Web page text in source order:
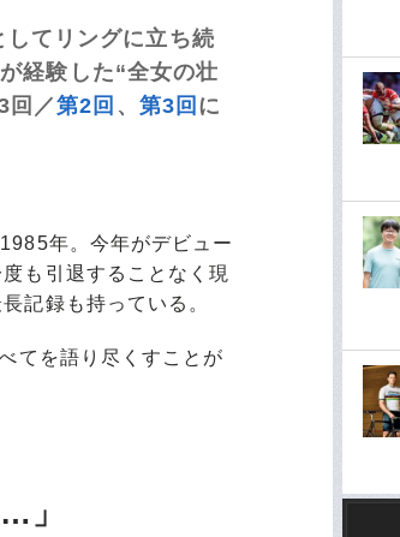
てリングに立ち続
経験した“全女の壮
回／第2回 、 第3回 に
年。今年がデビュー
も引退することなく現
記録も持っている。
てを語り尽くすことが
」